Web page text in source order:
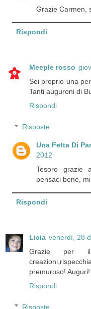
Grazie Carmen,
Rispondi
Meeple rosso
Sei proprio una
Tanti auguroni di
Rispondi
Risposte
Una Fetta Di
2012
Tesoro grazie
pensaci bene,
Rispondi
Licia venerdì, 28
Grazie per
premuroso! Auguri!
Rispondi
Risposte